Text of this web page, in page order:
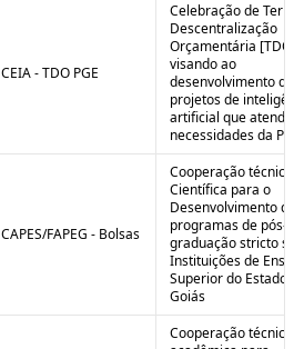
CEIA - TDO PGE
Celebração de
Descentralização
Orçamentária
visando ao
desenvolvimento de
projetos de
artificial que
necessidades da
CAPES/FAPEG - Bolsas
Cooperação
Científica para o
Desenvolvimento
programas de pós-
graduação stricto
Instituições de
Superior do Estado
Goiás
Cooperação